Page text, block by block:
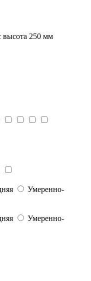
высота 250 мм
Умеренно-
Умеренно-